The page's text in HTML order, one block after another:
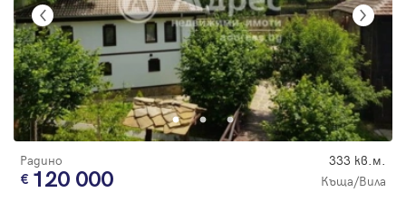
Радино 333 кв.м.
120 000 Къща/Вила